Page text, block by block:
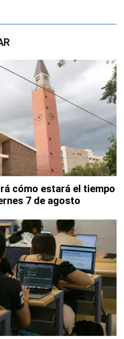
cómo estará el tiempo
7 de agosto